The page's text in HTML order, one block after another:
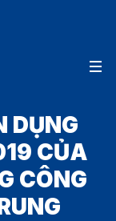
DỤNG
CỦA
CÔNG